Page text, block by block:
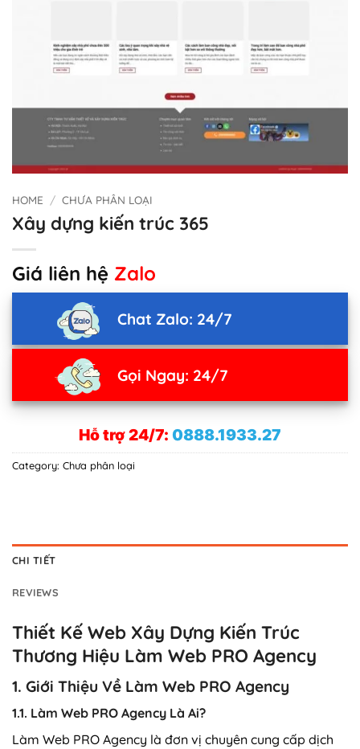
HOME / CHƯA PHÂN LOẠI
Xây dựng kiến trúc 365
Giá liên hệ Zalo
Chat Zalo: 24/7
Gọi Ngay: 24/7
Hỗ trợ 24/7: 0888.1933.27
Category: Chưa phân loại
CHI TIẾT
REVIEWS
Thiết Kế Web Xây Dựng Kiến Trúc
Thương Hiệu Làm Web PRO Agency
1. Giới Thiệu Về Làm Web PRO Agency
1.1. Làm Web PRO Agency Là Ai?
Làm Web PRO Agency là đơn vị chuyên cung cấp dịch